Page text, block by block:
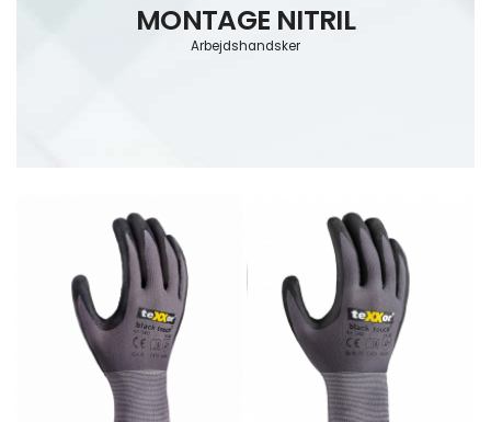
MONTAGE NITRIL
Arbejdshandsker